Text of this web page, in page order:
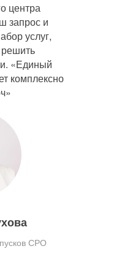
центра
запрос и
услуг,
«Единый
комплексно
СРО